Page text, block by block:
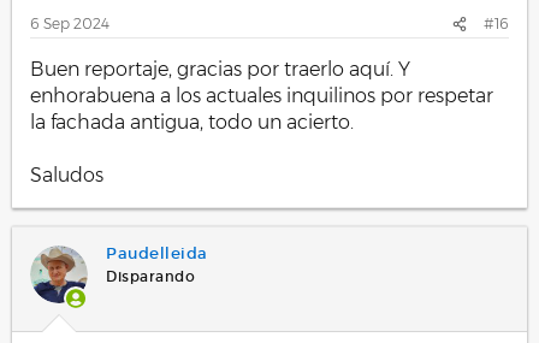
6 Sep 2024 #16
Buen reportaje, gracias por traerlo aquí. Y
enhorabuena a los actuales inquilinos por respetar
la fachada antigua, todo un acierto.
Saludos
Paudelleida
Disparando